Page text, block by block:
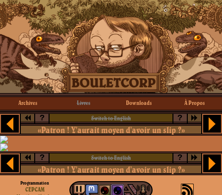
Archives Livres Downloads À Propos
? Switch to English ?
«Patron ! Y'aurait moyen d'avoir un slip ?»
? Switch to English ?
«Patron ! Y'aurait moyen d'avoir un slip ?»
Programmation
CEPCAM